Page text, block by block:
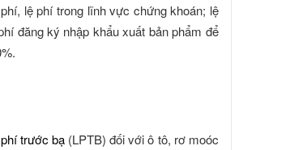
lệ phí trong lĩnh vực chứng khoán; lệ
đăng ký nhập khẩu xuất bản phẩm để
trước bạ (LPTB) đối với ô tô, rơ moóc